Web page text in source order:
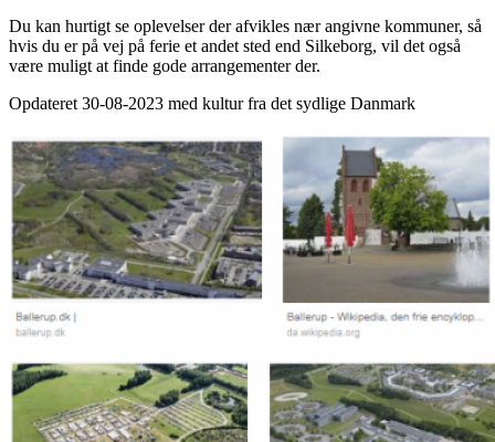
Du kan hurtigt se oplevelser der afvikles nær angivne kommuner, så
hvis du er på vej på ferie et andet sted end Silkeborg, vil det også
være muligt at finde gode arrangementer der.
Opdateret 30-08-2023 med kultur fra det sydlige Danmark